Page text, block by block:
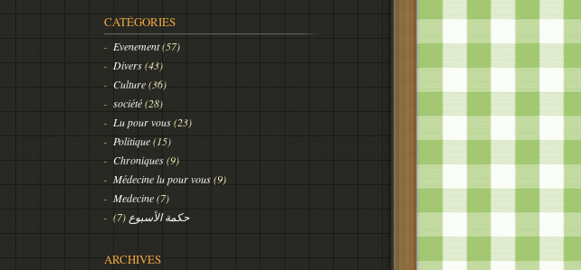
CATÉGORIES
Evenement(57)
Divers(43)
Culture(36)
société(28)
Lu pour vous(23)
Politique(15)
Chroniques(9)
Médecine lu pour vous(9)
Medecine(7)
حكمة الأسبوع (7)
ARCHIVES